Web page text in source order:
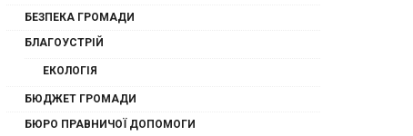
БЕЗПЕКА ГРОМАДИ
БЛАГОУСТРІЙ
ЕКОЛОГІЯ
БЮДЖЕТ ГРОМАДИ
БЮРО ПРАВНИЧОЇ ДОПОМОГИ